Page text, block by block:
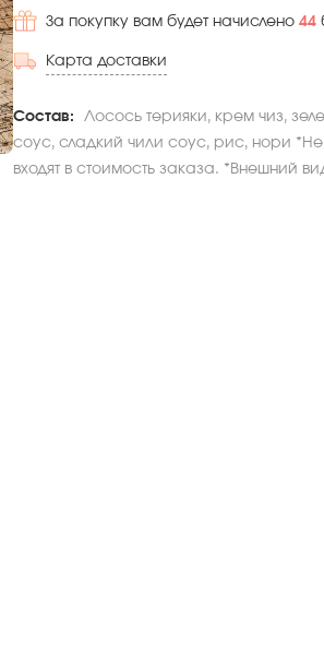
За покупку вам будет начислено 44
Карта доставки
Состав:
Лосось терияки, крем чиз,
соус, сладкий чили соус, рис, нори
входят в стоимость заказа. *Внешний